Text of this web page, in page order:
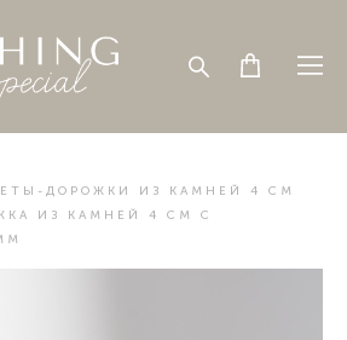
ДОРОЖКИ ИЗ КАМНЕЙ 4 СМ
ИЗ КАМНЕЙ 4 СМ С